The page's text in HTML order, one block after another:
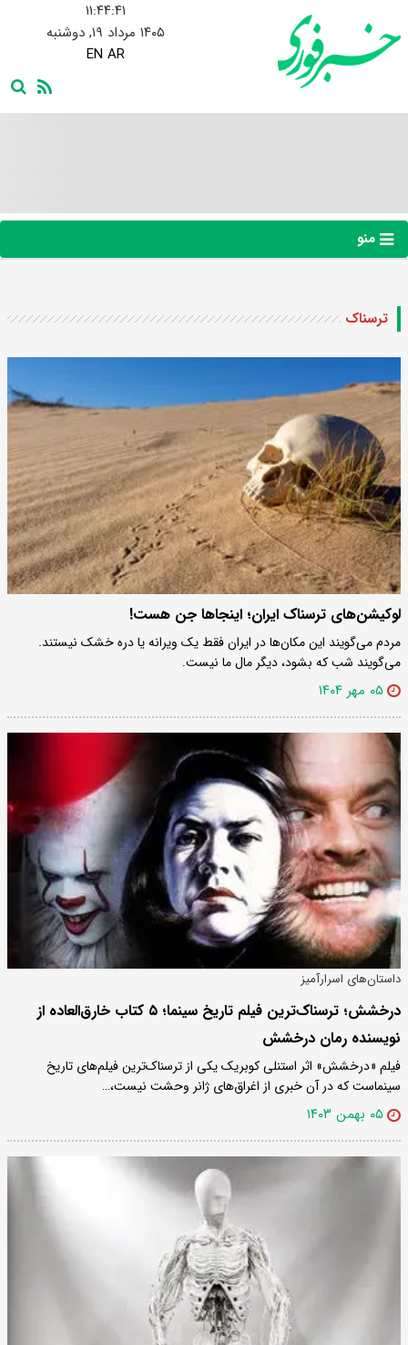
۱۱:۴۴:۴۲
۱۴۰۵ مرداد ۱۹, دوشنبه
EN AR
منو
ترسناک
لوکیشن‌های ترسناک ایران؛ اینجاها جن هست!
مردم می‌گویند این مکان‌ها در ایران فقط یک ویرانه یا دره‌ خشک نیستند.
می‌گویند شب که بشود، دیگر مال ما نیست.
۰۵ مهر ۱۴۰۴
داستان‌های اسرارآمیز
درخشش؛ ترسناک‌ترین فیلم تاریخ سینما؛ ۵ کتاب خارق‌العاده از
نویسنده رمان درخشش
فیلم «درخشش» اثر استنلی کوبریک یکی از ترسناک‌ترین فیلم‌های تاریخ
سینماست که در آن خبری از اغراق‌های ژانر وحشت نیست،…
۰۵ بهمن ۱۴۰۳